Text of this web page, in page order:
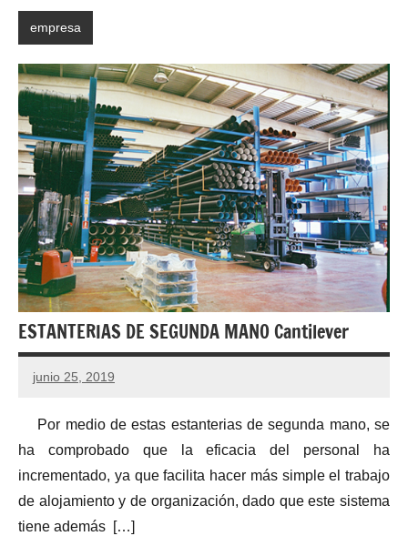
empresa
ESTANTERIAS DE SEGUNDA MANO Cantilever
junio 25, 2019
Por medio de estas estanterias de segunda mano, se
ha comprobado que la eficacia del personal ha
incrementado, ya que facilita hacer más simple el trabajo
de alojamiento y de organización, dado que este sistema
tiene además […]